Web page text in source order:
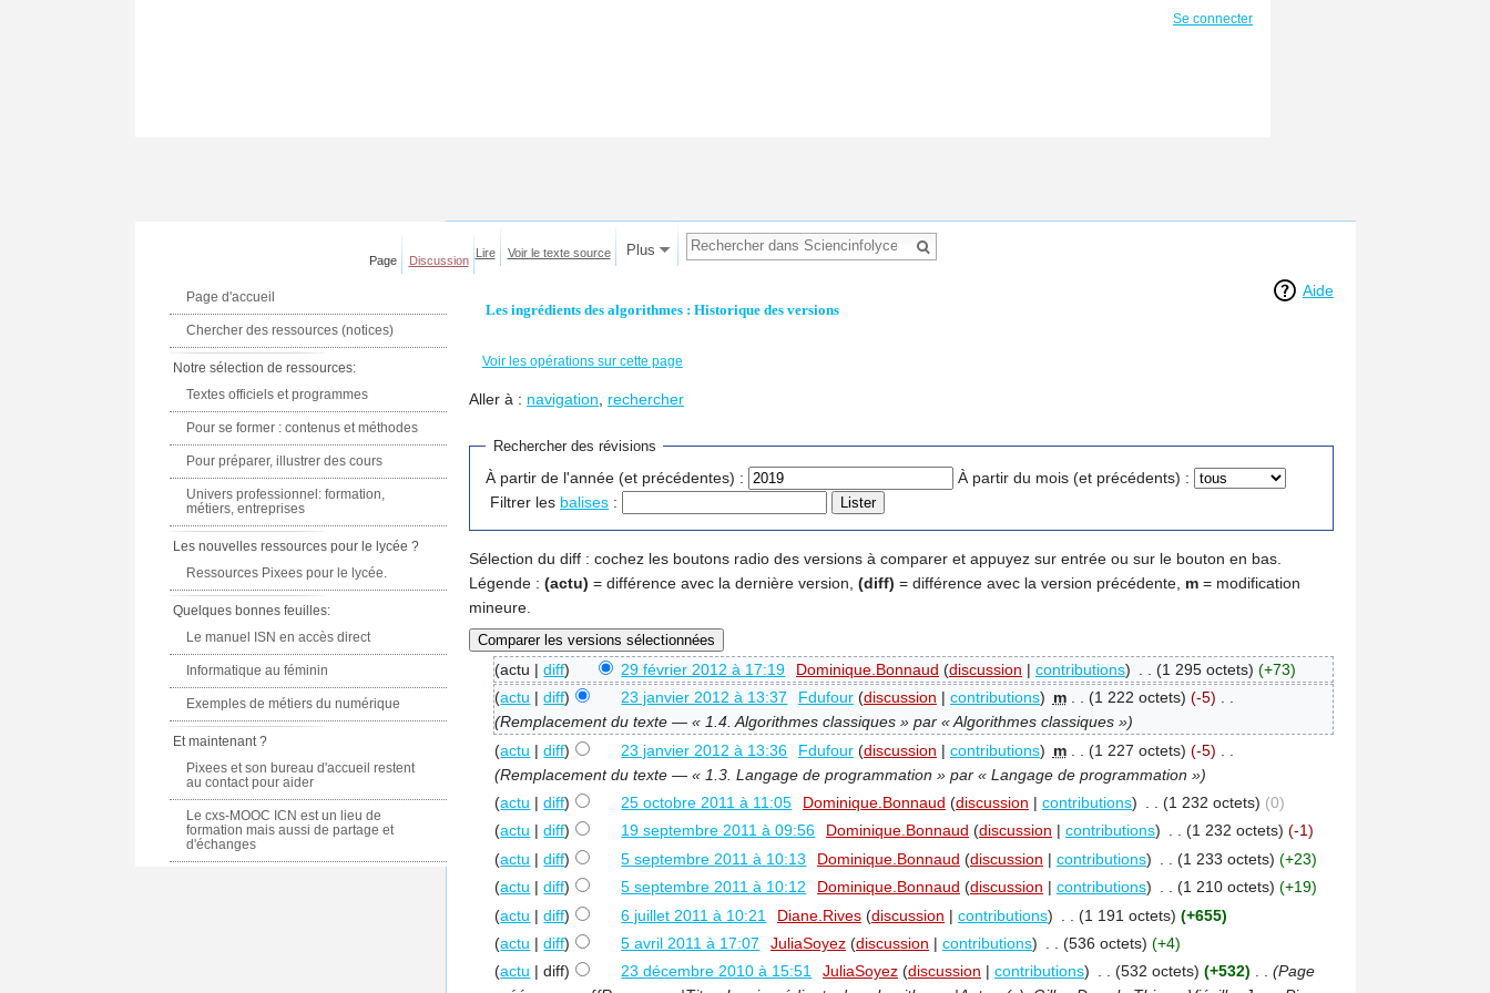
Aide
Les ingrédients des algorithmes : Historique des versions
Voir les opérations sur cette page
Aller à : navigation, rechercher
Rechercher des révisions
À partir de l'année (et précédentes) :
À partir du mois (et précédents) :
Filtrer les balises :
Sélection du diff : cochez les boutons radio des versions à comparer et appuyez sur entrée ou sur le bouton en bas.
Légende : (actu) = différence avec la dernière version, (diff) = différence avec la version précédente, m = modification
mineure.
(actu |diff) 29 février 2012 à 17:19 Dominique.Bonnaud (discussion | contributions) (1 295 octets) (+73)
(actu |diff) 23 janvier 2012 à 13:37 Fdufour (discussion | contributions) m . . (1 222 octets) (-5) . .
(Remplacement du texte — « 1.4. Algorithmes classiques » par « Algorithmes classiques »)
(actu |diff) 23 janvier 2012 à 13:36 Fdufour (discussion | contributions) m (1 227 octets) (-5)
(Remplacement du texte — « 1.3. Langage de programmation » par « Langage de programmation »)
(actu |diff) 25 octobre 2011 à 11:05 Dominique.Bonnaud (discussion | contributions) (1 232 octets) (0)
(actu |diff) 19 septembre 2011 à 09:56 Dominique.Bonnaud (discussion | contributions) . . (1 232 octets) (-1)
(actu |diff) 5 septembre 2011 à 10:13 Dominique.Bonnaud (discussion | contributions) (1 233 octets) (+23)
(actu |diff) 5 septembre 2011 à 10:12 Dominique.Bonnaud (discussion | contributions) . . (1 210 octets) (+19)
(actu |diff) 6 juillet 2011 à 10:21 Diane.Rives (discussion | contributions) (1 191 octets) (+655)
(actu |diff) 5 avril 2011 à 17:07 JuliaSoyez (discussion | contributions) (536 octets) (+4)
(actu | diff) 23 décembre 2010 à 15:51 JuliaSoyez (discussion | contributions) . . (532 octets) (+532) . . (Page
Se connecter
Page Discussion
Lire Voir le texte source Plus
Page d'accueil
Chercher des ressources (notices)
Notre sélection de ressources:
Textes officiels et programmes
Pour se former : contenus et méthodes
Pour préparer, illustrer des cours
Univers professionnel: formation,
métiers, entreprises
Les nouvelles ressources pour le lycée ?
Ressources Pixees pour le lycée.
Quelques bonnes feuilles:
Le manuel ISN en accès direct
Informatique au féminin
Exemples de métiers du numérique
Et maintenant ?
Pixees et son bureau d'accueil restent
au contact pour aider
Le cxs-MOOC ICN est un lieu de
formation mais aussi de partage et
d'échanges